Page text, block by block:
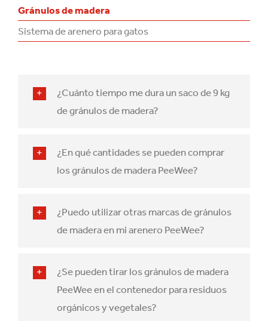
Gránulos de madera
Sistema de arenero para gatos
¿Cuánto tiempo me dura un saco de 9 kg
de gránulos de madera?
¿En qué cantidades se pueden comprar
los gránulos de madera PeeWee?
¿Puedo utilizar otras marcas de gránulos
de madera en mi arenero PeeWee?
¿Se pueden tirar los gránulos de madera
PeeWee en el contenedor para residuos
orgánicos y vegetales?